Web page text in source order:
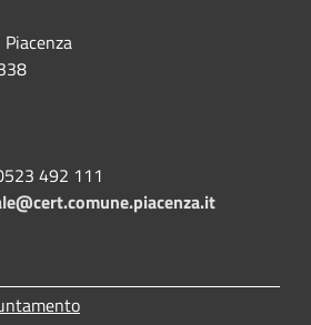
492 111